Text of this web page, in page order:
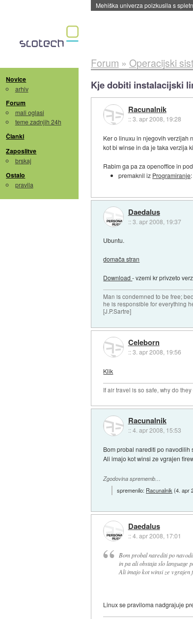
Evropska vesoljska agencija
Novice
arhiv
Forum
mali oglasi
teme zadnjih 24h
Članki
Zaposlitve
brskaj
Ostalo
pravila
Forum » Operacijski
Kje dobiti instalacijski
Racunalnik
::3. apr 2008, 19:28
Ker o linuxu in njegovih verzijah
kot bi winse in da je taka verzija
Rabim ga pa za openoffice in
premaknil iz Programiranje
Daedalus
::3. apr 2008, 19:37
Ubuntu.
domača stran
Download- vzemi kr privzeto
Man is condemned to be free;
he is responsible for everything
[J.P.Sartre]
Celeborn
::3. apr 2008, 19:56
Klik
If air travel is so safe, why do
Racunalnik
::4. apr 2008, 15:53
Bom probal narediti po
Ali imajo kot winsi ze vgrajen
Zgodovina sprememb…
spremenilo: Racunalnik (4. apr
Daedalus
::4. apr 2008, 17:01
Bom probal narediti po
in pa ali obstaja slo language
Ali imajo kot winsi ze vgrajen
Linux se praviloma nadgrajuje